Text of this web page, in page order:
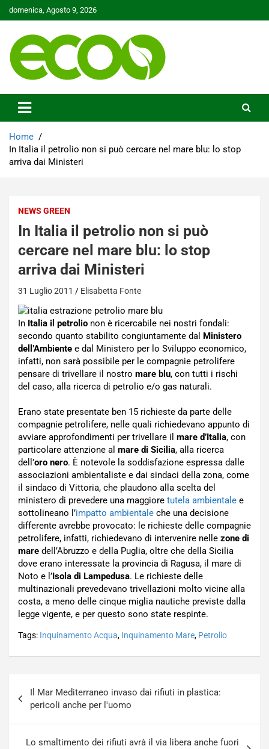
Skip
to
domenica, Agosto 9, 2026
Ecoo.it
Home
In Italia il petrolio non si può cercare nel mare blu: lo stop
arriva dai Ministeri
NEWS GREEN
In Italia il petrolio non si può
cercare nel mare blu: lo stop
arriva dai Ministeri
31 Luglio 2011 Elisabetta Fonte
In Italia il petrolio non è ricercabile nei nostri fondali:
secondo quanto stabilito congiuntamente dal Ministero
dell’Ambiente e dal Ministero per lo Sviluppo economico,
infatti, non sarà possibile per le compagnie petrolifere
pensare di trivellare il nostro mare blu, con tutti i rischi
del caso, alla ricerca di petrolio e/o gas naturali.
Erano state presentate ben 15 richieste da parte delle
compagnie petrolifere, nelle quali richiedevano appunto di
avviare approfondimenti per trivellare il mare d’Italia, con
particolare attenzione al mare di Sicilia, alla ricerca
dell’oro nero. È notevole la soddisfazione espressa dalle
associazioni ambientaliste e dai sindaci della zona, come
il sindaco di Vittoria, che plaudono alla scelta del
ministero di prevedere una maggiore tutela ambientale e
sottolineano l’impatto ambientale che una decisione
differente avrebbe provocato: le richieste delle compagnie
petrolifere, infatti, richiedevano di intervenire nelle zone di
mare dell’Abruzzo e della Puglia, oltre che della Sicilia
dove erano interessate la provincia di Ragusa, il mare di
Noto e l’Isola di Lampedusa. Le richieste delle
multinazionali prevedevano trivellazioni molto vicine alla
costa, a meno delle cinque miglia nautiche previste dalla
legge vigente, e per questo sono state respinte.
Tags: Inquinamento Acqua, Inquinamento Mare, Petrolio
articoli
Il Mar Mediterraneo invaso dai rifiuti in plastica:
pericoli anche per l'uomo
Lo smaltimento dei rifiuti avrà il via libera anche fuori